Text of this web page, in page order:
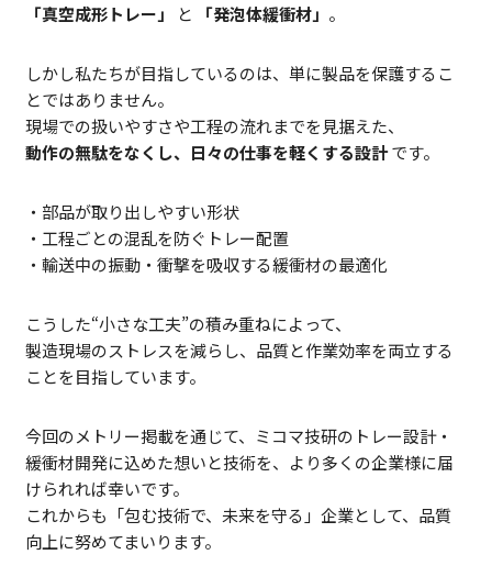
「真空成形トレー」
と 「発泡体緩衝材」 。
しかし私たちが目指しているのは、単に製品を保護するこ
とではありません。
現場での扱いやすさや工程の流れまでを見据えた、
動作の無駄をなくし、日々の仕事を軽くする設計です。
・部品が取り出しやすい形状
・工程ごとの混乱を防ぐトレー配置
・輸送中の振動・衝撃を吸収する緩衝材の最適化
こうした“小さな工夫”の積み重ねによって、
製造現場のストレスを減らし、品質と作業効率を両立する
ことを目指しています。
今回のメトリー掲載を通じて、ミコマ技研のトレー設計・
緩衝材開発に込めた想いと技術を、より多くの企業様に届
けられれば幸いです。
これからも「包む技術で、未来を守る」企業として、品質
向上に努めてまいります。